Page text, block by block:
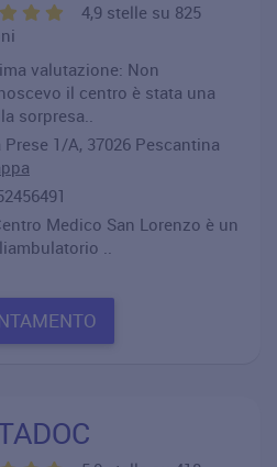
4,9 stelle su 825
valutazione: Non
il centro è stata una
sorpresa..
Prese 1/A, 37026 Pescantina
Medico San Lorenzo è un
..